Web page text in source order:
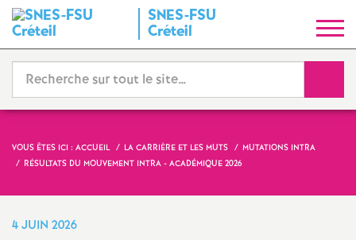
SNES-FSU
Créteil
y
n
d
i
VOUS ÊTES ICI : ACCUEIL LA CARRIÈRE ET LES MUTS
MUTATIONS INTRA
RÉSULTATS DU MOUVEMENT INTRA - ACADÉMIQUE 2026
4 JUIN 2026